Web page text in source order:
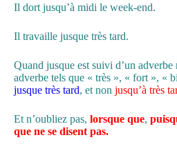
Il dort jusqu’à midi le week-end.
Il travaille jusque très tard.
Quand jusque est suivi d’un
adverbe tels que « très », « fort », «
jusque très tard, et non jusqu’à très
Et n’oubliez pas, lorsque que,
que ne se disent pas.